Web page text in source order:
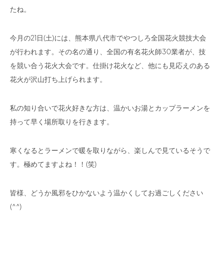
たね。
今月の21日(土)には、熊本県八代市でやつしろ全国花火競技大会
が行われます。その名の通り、全国の有名花火師30業者が、技
を競い合う花火大会です。仕掛け花火など、他にも見応えのある
花火が沢山打ち上げられます。
私の知り合いで花火好きな方は、温かいお湯とカップラーメンを
持って早く場所取りを行きます。
寒くなるとラーメンで暖を取りながら、楽しんで見ているそうで
す。極めてますよね！！(笑)
皆様、どうか風邪をひかないよう温かくしてお過ごしください
(^^)